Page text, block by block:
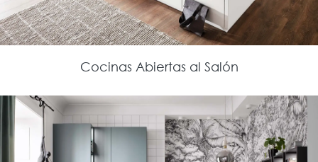
Cocinas Abiertas al Salón